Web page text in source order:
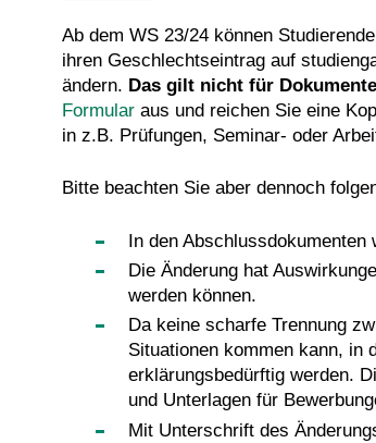
Ab dem WS 23/24 können
ihren Geschlechtseintrag auf
ändern. Das gilt nicht für
Formular aus und reichen Sie eine
in z.B. Prüfungen, Seminar- oder
Bitte beachten Sie aber dennoch
In den
Die Änderung hat
werden können.
Da keine scharfe Trennung
Situationen kommen kann, in
erklärungsbedürftig werden.
und Unterlagen für
Mit Unterschrift des